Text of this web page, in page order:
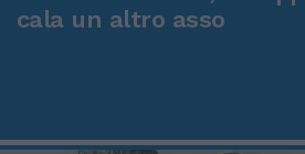
cala un altro asso